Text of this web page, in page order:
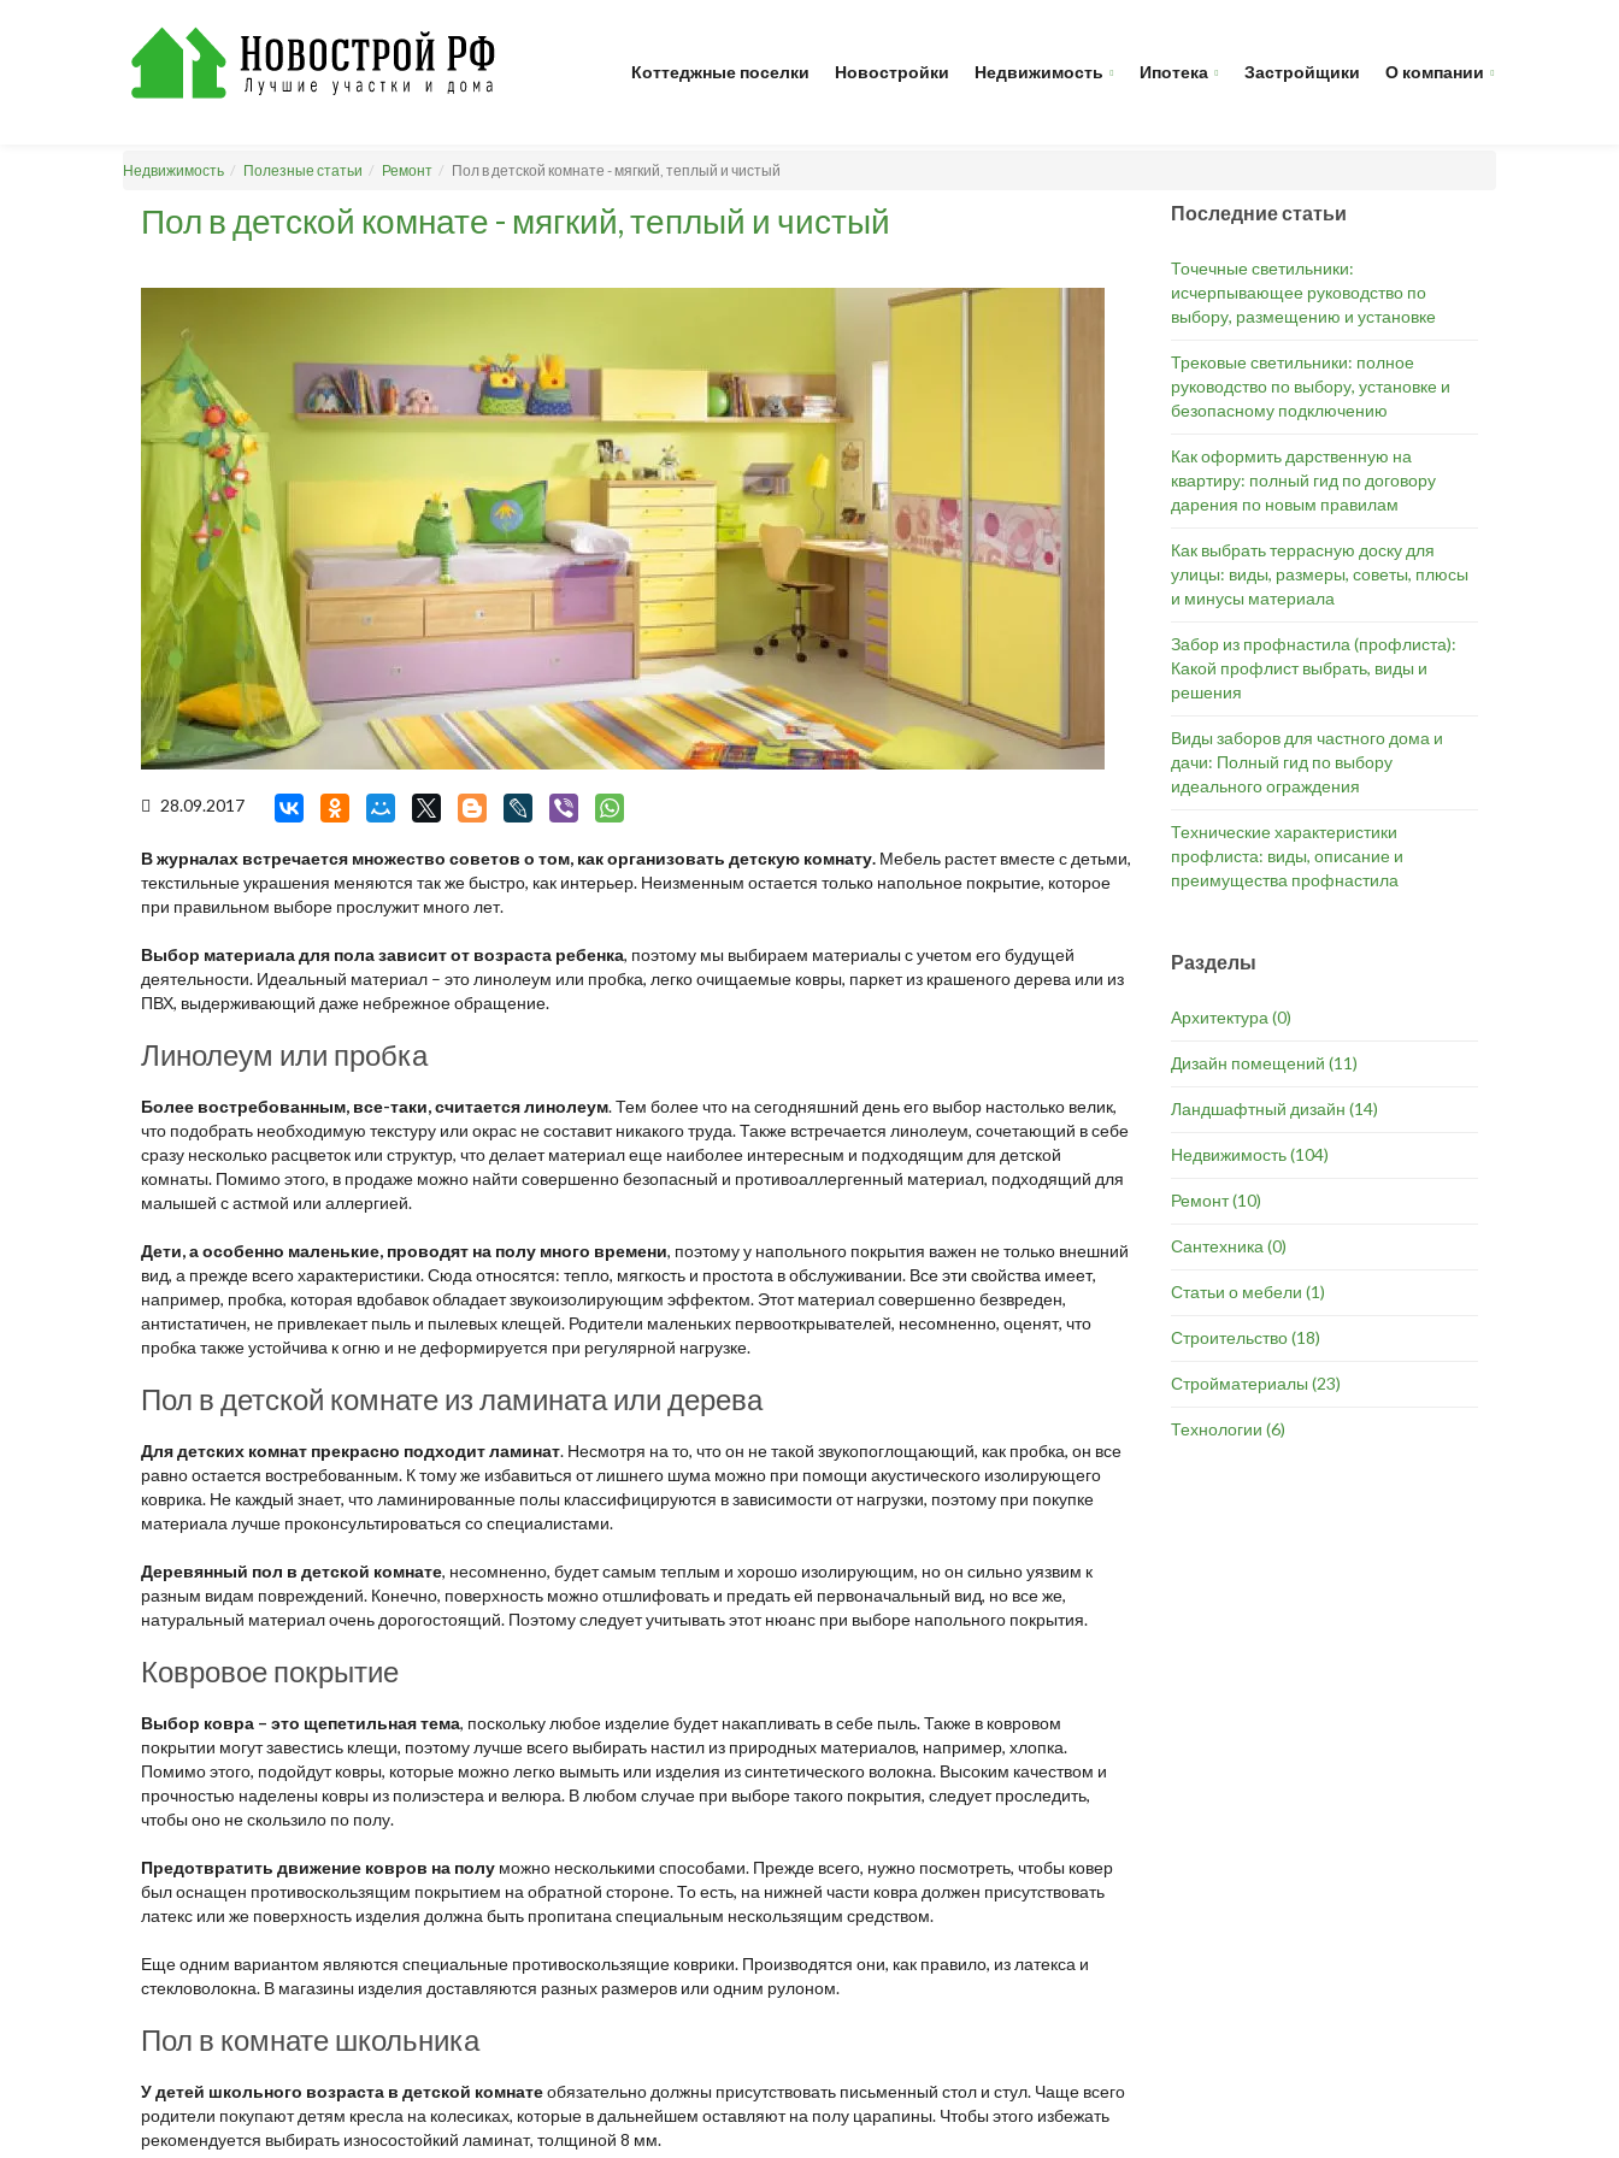
Коттеджные поселки Новостройки Недвижимость Ипотека Застройщики О компании
Недвижимость Полезные статьи Ремонт Пол в детской комнате - мягкий, теплый и чистый
Пол в детской комнате - мягкий, теплый и чистый
28.09.2017
В журналах встречается множество советов о том, как организовать детскую комнату. Мебель растет вместе с детьми,
текстильные украшения меняются так же быстро, как интерьер. Неизменным остается только напольное покрытие, которое
при правильном выборе прослужит много лет.
Выбор материала для пола зависит от возраста ребенка, поэтому мы выбираем материалы с учетом его будущей
деятельности. Идеальный материал – это линолеум или пробка, легко очищаемые ковры, паркет из крашеного дерева или из
ПВХ, выдерживающий даже небрежное обращение.
Линолеум или пробка
Более востребованным, все-таки, считается линолеум. Тем более что на сегодняшний день его выбор настолько велик,
что подобрать необходимую текстуру или окрас не составит никакого труда. Также встречается линолеум, сочетающий в себе
сразу несколько расцветок или структур, что делает материал еще наиболее интересным и подходящим для детской
комнаты. Помимо этого, в продаже можно найти совершенно безопасный и противоаллергенный материал, подходящий для
малышей с астмой или аллергией.
Дети, а особенно маленькие, проводят на полу много времени, поэтому у напольного покрытия важен не только внешний
вид, а прежде всего характеристики. Сюда относятся: тепло, мягкость и простота в обслуживании. Все эти свойства имеет,
например, пробка, которая вдобавок обладает звукоизолирующим эффектом. Этот материал совершенно безвреден,
антистатичен, не привлекает пыль и пылевых клещей. Родители маленьких первооткрывателей, несомненно, оценят, что
пробка также устойчива к огню и не деформируется при регулярной нагрузке.
Пол в детской комнате из ламината или дерева
Для детских комнат прекрасно подходит ламинат. Несмотря на то, что он не такой звукопоглощающий, как пробка, он все
равно остается востребованным. К тому же избавиться от лишнего шума можно при помощи акустического изолирующего
коврика. Не каждый знает, что ламинированные полы классифицируются в зависимости от нагрузки, поэтому при покупке
материала лучше проконсультироваться со специалистами.
Деревянный пол в детской комнате, несомненно, будет самым теплым и хорошо изолирующим, но он сильно уязвим к
разным видам повреждений. Конечно, поверхность можно отшлифовать и предать ей первоначальный вид, но все же,
натуральный материал очень дорогостоящий. Поэтому следует учитывать этот нюанс при выборе напольного покрытия.
Ковровое покрытие
Выбор ковра – это щепетильная тема, поскольку любое изделие будет накапливать в себе пыль. Также в ковровом
покрытии могут завестись клещи, поэтому лучше всего выбирать настил из природных материалов, например, хлопка.
Помимо этого, подойдут ковры, которые можно легко вымыть или изделия из синтетического волокна. Высоким качеством и
прочностью наделены ковры из полиэстера и велюра. В любом случае при выборе такого покрытия, следует проследить,
чтобы оно не скользило по полу.
Предотвратить движение ковров на полу можно несколькими способами. Прежде всего, нужно посмотреть, чтобы ковер
был оснащен противоскользящим покрытием на обратной стороне. То есть, на нижней части ковра должен присутствовать
латекс или же поверхность изделия должна быть пропитана специальным нескользящим средством.
Еще одним вариантом являются специальные противоскользящие коврики. Производятся они, как правило, из латекса и
стекловолокна. В магазины изделия доставляются разных размеров или одним рулоном.
Пол в комнате школьника
У детей школьного возраста в детской комнатеобязательно должны присутствовать письменный стол и стул. Чаще всего
родители покупают детям кресла на колесиках, которые в дальнейшем оставляют на полу царапины. Чтобы этого избежать
рекомендуется выбирать износостойкий ламинат, толщиной 8 мм.
Последние статьи
Точечные светильники:
исчерпывающее руководство по
выбору, размещению и установке
Трековые светильники: полное
руководство по выбору, установке и
безопасному подключению
Как оформить дарственную на
квартиру: полный гид по договору
дарения по новым правилам
Как выбрать террасную доску для
улицы: виды, размеры, советы, плюсы
и минусы материала
Забор из профнастила (профлиста):
Какой профлист выбрать, виды и
решения
Виды заборов для частного дома и
дачи: Полный гид по выбору
идеального ограждения
Технические характеристики
профлиста: виды, описание и
преимущества профнастила
Разделы
Архитектура (0)
Дизайн помещений (11)
Ландшафтный дизайн (14)
Недвижимость(104)
Ремонт(10)
Сантехника (0)
Статьи о мебели (1)
Строительство(18)
Стройматериалы (23)
Технологии (6)